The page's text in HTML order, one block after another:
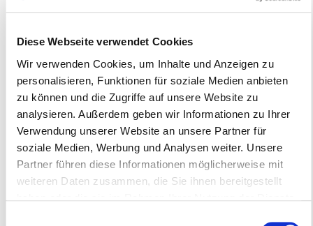
Diese Webseite verwendet Cookies
Wir verwenden Cookies, um Inhalte und Anzeigen zu
personalisieren, Funktionen für soziale Medien anbieten
zu können und die Zugriffe auf unsere Website zu
analysieren. Außerdem geben wir Informationen zu Ihrer
Verwendung unserer Website an unsere Partner für
soziale Medien, Werbung und Analysen weiter. Unsere
Partner führen diese Informationen möglicherweise mit
weiteren Daten zusammen, die Sie ihnen bereitgestellt